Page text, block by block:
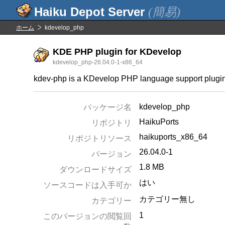
(簡易)
ホーム kdevelop_php
KDE PHP plugin for KDevelop
kdevelop_php-26.04.0-1-x86_64
kdev-php is a KDevelop PHP language support
パッケージ名
kdevelop_php
リポジトリ
HaikuPorts
リポジトリソース
haikuports_x86_64
バージョン
26.04.0-1
ダウンロードサイズ 1.8 MB
ソースコードは入手可か はい
カテゴリー
カテゴリー無し
このバージョンの閲覧回
1